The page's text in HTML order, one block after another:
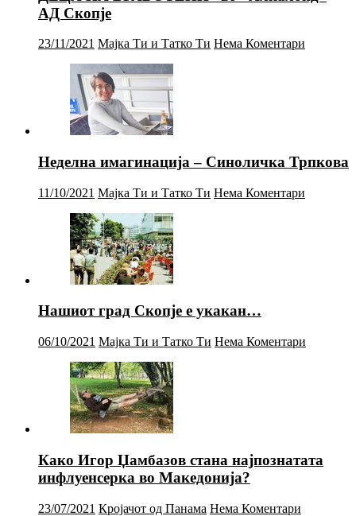
АД Скопје
23/11/2021 Мајка Ти и Татко Ти Нема Коментари
Неделна имагинација – Синоличка Трпкова
11/10/2021 Мајка Ти и Татко Ти Нема Коментари
Нашиот град Скопје е укакан…
06/10/2021 Мајка Ти и Татко Ти Нема Коментари
Како Игор Џамбазов стана најпознатата
инфлуенсерка во Македонија?
23/07/2021 Кројачот од Панама Нема Коментари